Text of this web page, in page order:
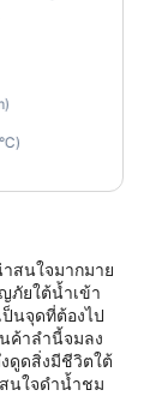
สนใจมากมาย
ภัยใต้น้ำเข้า
ป็นจุดที่ต้องไป
ค้าลำนี้จมลง
ดูดสิ่งมีชีวิตใต้
นใจดำน้ำชม